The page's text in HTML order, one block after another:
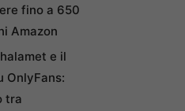
fino a 650
Amazon
e il
OnlyFans:
tra